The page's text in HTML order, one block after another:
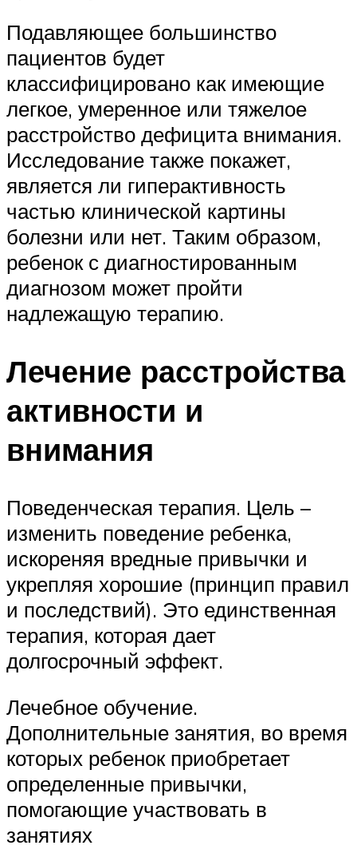
Подавляющее большинство
пациентов будет
классифицировано как имеющие
легкое, умеренное или тяжелое
расстройство дефицита внимания.
Исследование также покажет,
является ли гиперактивность
частью клинической картины
болезни или нет. Таким образом,
ребенок с диагностированным
диагнозом может пройти
надлежащую терапию.
Лечение расстройства
активности и
внимания
Поведенческая терапия. Цель –
изменить поведение ребенка,
искореняя вредные привычки и
укрепляя хорошие (принцип правил
и последствий). Это единственная
терапия, которая дает
долгосрочный эффект.
Лечебное обучение.
Дополнительные занятия, во время
которых ребенок приобретает
определенные привычки,
помогающие участвовать в
занятиях